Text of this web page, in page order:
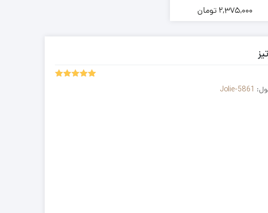
2,375,000 تومان
Jolie-5861